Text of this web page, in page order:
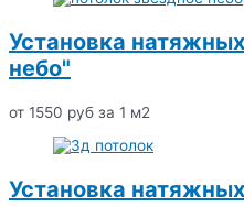
Установка
небо"
от 1550 руб за 1 м2
Установка